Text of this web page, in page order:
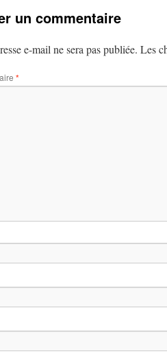
un commentaire
e-mail ne sera pas publiée. Les
*